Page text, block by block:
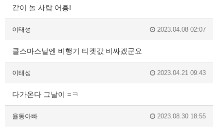
같이 놀 사람 어흥!
이태성 2023.04.08 02:07
클스마스날엔 비행기 티켓값 비싸겠군요
이태성 2023.04.21 09:43
다가온다 그날이 =ㅋ
율동아빠 2023.08.30 18:55